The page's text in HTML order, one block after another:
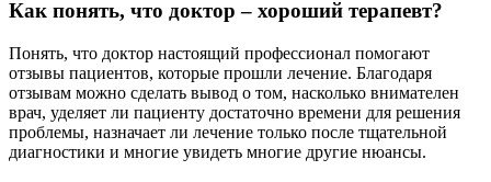
Как понять, что доктор – хороший терапевт?
Понять, что доктор настоящий профессионал помогают
отзывы пациентов, которые прошли лечение. Благодаря
отзывам можно сделать вывод о том, насколько внимателен
врач, уделяет ли пациенту достаточно времени для решения
проблемы, назначает ли лечение только после тщательной
диагностики и многие увидеть многие другие нюансы.